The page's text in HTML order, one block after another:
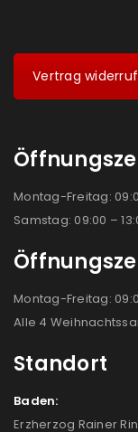
Vertrag
Montag-Freitag:
Samstag: 09:00 –
Montag-Freitag:
Alle 4
Standort
Baden:
Erzherzog Rainer